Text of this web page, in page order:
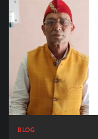
BLOG